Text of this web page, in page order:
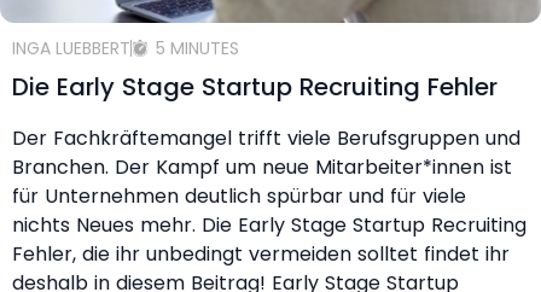
INGA LUEBBERT 5 MINUTES
Die Early Stage Startup Recruiting Fehler
Der Fachkräftemangel trifft viele Berufsgruppen und
Branchen. Der Kampf um neue Mitarbeiter*innen ist
für Unternehmen deutlich spürbar und für viele
nichts Neues mehr. Die Early Stage Startup Recruiting
Fehler, die ihr unbedingt vermeiden solltet findet ihr
deshalb in diesem Beitrag! Early Stage Startup